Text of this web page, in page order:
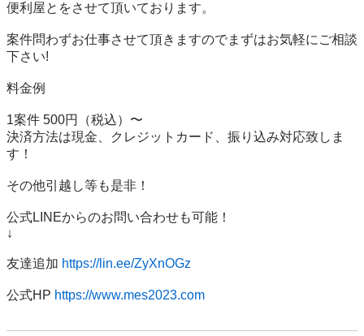
便利屋とをさせて頂いております。
案件問わずお仕事させて頂きますのでまずはお気軽にご相談
下さい!
料金例
1案件 500円（税込）〜
決済方法は現金、クレジットカード、振り込み対応致しま
す！
その他引越し等も是非！
公式LINEからのお問い合わせも可能！
↓
友達追加 https://lin.ee/ZyXnOGz
公式HP https://www.mes2023.com